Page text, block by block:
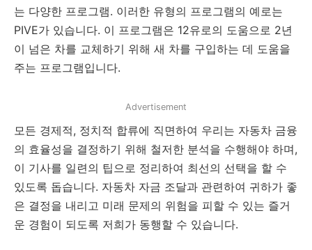
는 다양한 프로그램. 이러한 유형의 프로그램의 예로는
PIVE가 있습니다. 이 프로그램은 12유로의 도움으로 2년
이 넘은 차를 교체하기 위해 새 차를 구입하는 데 도움을
주는 프로그램입니다.
Advertisement
모든 경제적, 정치적 합류에 직면하여 우리는 자동차 금융
의 효율성을 결정하기 위해 철저한 분석을 수행해야 하며,
이 기사를 일련의 팁으로 정리하여 최선의 선택을 할 수
있도록 돕습니다. 자동차 자금 조달과 관련하여 귀하가 좋
은 결정을 내리고 미래 문제의 위험을 피할 수 있는 즐거
운 경험이 되도록 저희가 동행할 수 있습니다.